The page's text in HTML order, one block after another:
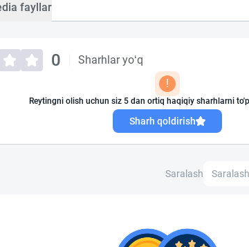
fayllar
0
Sharhlar yo‘q
!
Reytingni olish uchun siz 5 dan ortiq haqiqiy sharhlarni
Sharh qoldirish
Saralash